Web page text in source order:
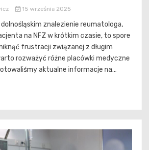
15 września 2025
znalezienie reumatologa,
na NFZ w krótkim czasie, to spore
frustracji związanej z długim
rozważyć różne placówki medyczne
aktualne informacje na...